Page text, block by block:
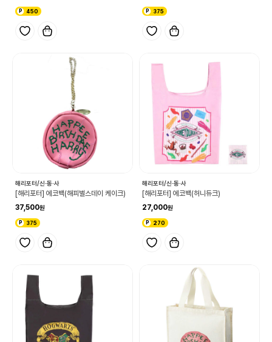
450 375
해리포터/신·동·사
[해리포터] 에코백(해피벌스데이 케이크)
37,500
375
해리포터/신·동·사
[해리포터] 에코백(허니듀크)
27,000
270